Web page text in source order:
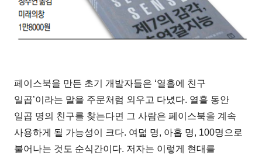
페이스북을 만든 초기 개발자들은 ‘열흘에 친구
일곱’이라는 말을 주문처럼 외우고 다녔다. 열흘 동안
일곱 명의 친구를 찾는다면 그 사람은 페이스북을 계속
사용하게 될 가능성이 크다. 여덟 명, 아홉 명, 100명으로
불어나는 것도 순식간이다. 저자는 이렇게 현대를